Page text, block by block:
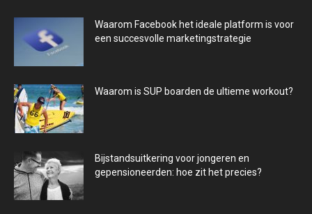
Waarom Facebook het ideale platform is voor
een succesvolle marketingstrategie
Waarom is SUP boarden de ultieme workout?
Bijstandsuitkering voor jongeren en
gepensioneerden: hoe zit het precies?